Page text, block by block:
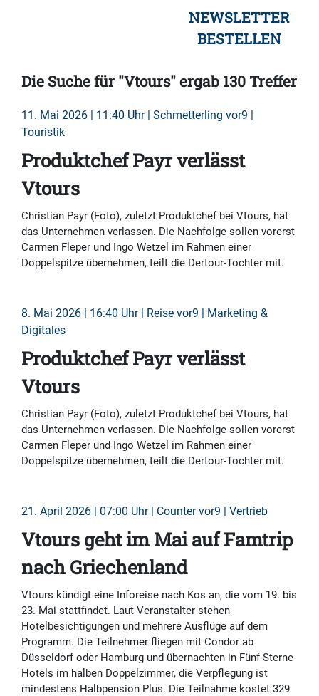
NEWSLETTER
BESTELLEN
Die Suche für "Vtours" ergab 130 Treffer
11. Mai 2026 | 11:40 Uhr | Schmetterling vor9 |
Touristik
Produktchef Payr verlässt
Vtours
Christian Payr (Foto), zuletzt Produktchef bei Vtours, hat
das Unternehmen verlassen. Die Nachfolge sollen vorerst
Carmen Fleper und Ingo Wetzel im Rahmen einer
Doppelspitze übernehmen, teilt die Dertour-Tochter mit.
8. Mai 2026 | 16:40 Uhr | Reise vor9 | Marketing &
Digitales
Produktchef Payr verlässt
Vtours
Christian Payr (Foto), zuletzt Produktchef bei Vtours, hat
das Unternehmen verlassen. Die Nachfolge sollen vorerst
Carmen Fleper und Ingo Wetzel im Rahmen einer
Doppelspitze übernehmen, teilt die Dertour-Tochter mit.
21. April 2026 | 07:00 Uhr | Counter vor9 | Vertrieb
Vtours geht im Mai auf Famtrip
nach Griechenland
Vtours kündigt eine Inforeise nach Kos an, die vom 19. bis
23. Mai stattfindet. Laut Veranstalter stehen
Hotelbesichtigungen und mehrere Ausflüge auf dem
Programm. Die Teilnehmer fliegen mit Condor ab
Düsseldorf oder Hamburg und übernachten in Fünf-Sterne-
Hotels im halben Doppelzimmer, die Verpflegung ist
mindestens Halbpension Plus. Die Teilnahme kostet 329